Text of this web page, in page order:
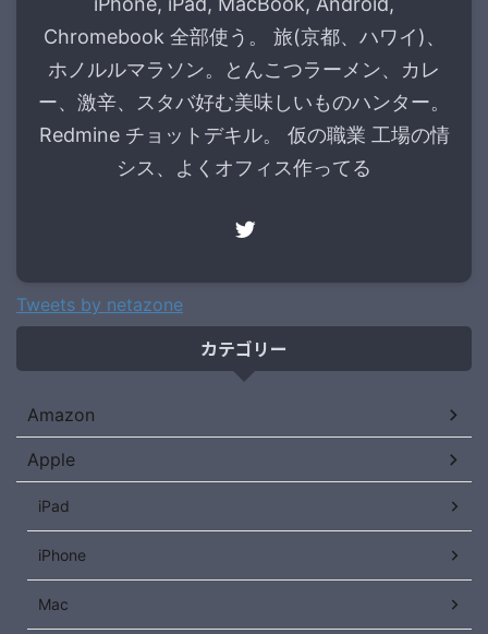
Chromebook 全部使う。 旅(京都、ハワイ)、
ホノルルマラソン。とんこつラーメン、カレ
ー、激辛、スタバ好む美味しいものハンター。
Redmine チョットデキル。 仮の職業 工場の情
シス、よくオフィス作ってる
Tweets by netazone
カテゴリー
Amazon
Apple
iPad
iPhone
Mac